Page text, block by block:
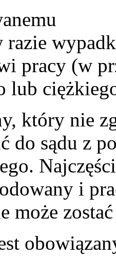
pracy (w
lub
który nie
do sądu z
i
może